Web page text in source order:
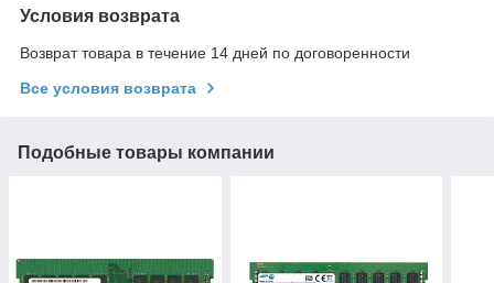
Условия возврата
Возврат товара в течение 14 дней по договоренности
Все условия возврата
Подобные товары компании